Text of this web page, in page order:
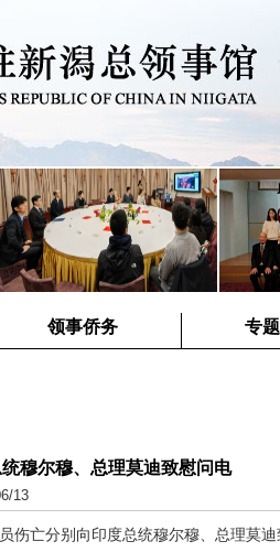
领事侨务 专题
穆尔穆、总理莫迪致慰问电
13
伤亡分别向印度总统穆尔穆、总理莫迪